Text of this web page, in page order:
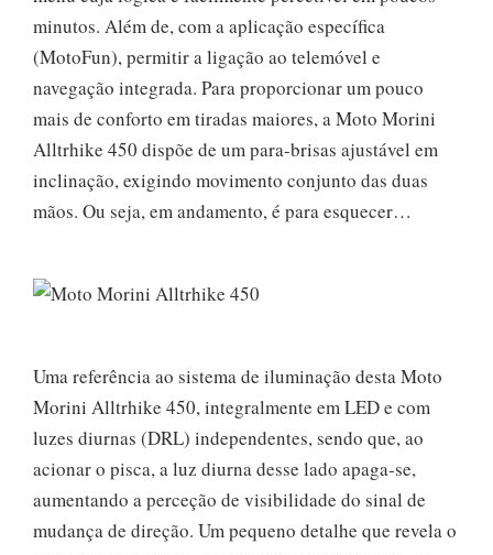
minutos. Além de, com a aplicação específica
(MotoFun), permitir a ligação ao telemóvel e
navegação integrada. Para proporcionar um pouco
mais de conforto em tiradas maiores, a Moto Morini
Alltrhike 450 dispõe de um para-brisas ajustável em
inclinação, exigindo movimento conjunto das duas
mãos. Ou seja, em andamento, é para esquecer…
Uma referência ao sistema de iluminação desta Moto
Morini Alltrhike 450, integralmente em LED e com
luzes diurnas (DRL) independentes, sendo que, ao
acionar o pisca, a luz diurna desse lado apaga-se,
aumentando a perceção de visibilidade do sinal de
mudança de direção. Um pequeno detalhe que revela o